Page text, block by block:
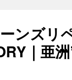
ンズリ
｜亜